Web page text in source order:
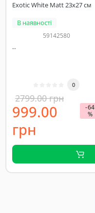
Exotic White Matt 23x27 см
В наявності
59142580
..
0
2799.00 грн
-64
%
999.00
грн